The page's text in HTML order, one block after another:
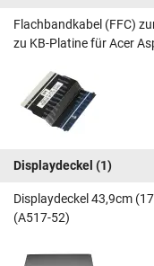
Flachbandkabel (FFC)
zu KB-Platine für Acer
Displaydeckel (1)
Displaydeckel 43,9cm
(A517-52)